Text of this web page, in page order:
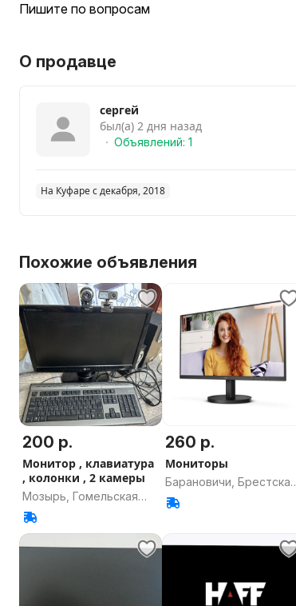
Пишите по вопросам
О продавце
сергей
был(а) 2 дня назад
Объявлений: 1
На Куфаре с декабря, 2018
Похожие объявления
200 р.
Монитор , клавиатура
, колонки , 2 камеры
Мозырь, Гомельская
область
260 р.
Мониторы
Барановичи, Брестская
область